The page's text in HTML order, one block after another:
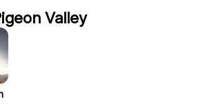
Valley